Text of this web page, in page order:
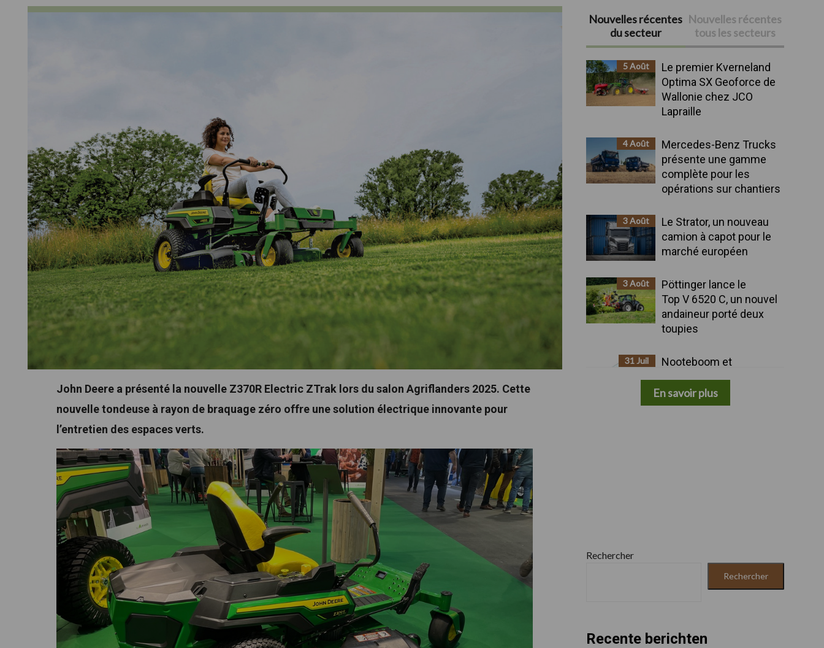
John Deere a présenté la nouvelle Z370R Electric ZTrak lors du salon Agriflanders 2025. Cette
nouvelle tondeuse à rayon de braquage zéro offre une solution électrique innovante pour
l’entretien des espaces verts.
Barre
latérale
principale
Nouvelles récentes
du secteur
Nouvelles récentes
tous les secteurs
5 Août
Le premier Kverneland
Optima SX Geoforce de
Wallonie chez JCO
Lapraille
4 Août
Mercedes-Benz Trucks
présente une gamme
complète pour les
opérations sur chantiers
3 Août
Le Strator, un nouveau
camion à capot pour le
marché européen
3 Août
Pöttinger lance le
Top V 6520 C, un nouvel
andaineur porté deux
toupies
31 Juil
Nooteboom et
une remorque militaire
avancée à huit essieux
En savoir plus
Rechercher
Rechercher
Recente berichten